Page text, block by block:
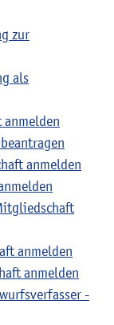
zur
als
anmelden
anmelden
anmelden
-